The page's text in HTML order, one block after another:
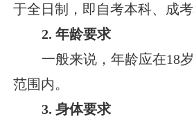
于全日制，即自考本科、成考
2. 年龄要求
一般来说，年龄应在18
范围内。
3. 身体要求